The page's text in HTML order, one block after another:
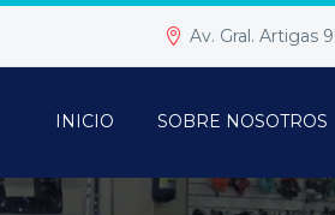
Av. Gral. Artigas
INICIO SOBRE NOSOTROS